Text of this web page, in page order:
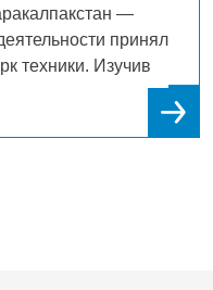
—
принял
Изучив